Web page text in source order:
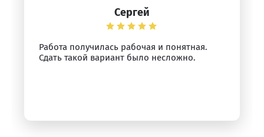
Сергей
Работа получилась рабочая и понятная.
Сдать такой вариант было несложно.